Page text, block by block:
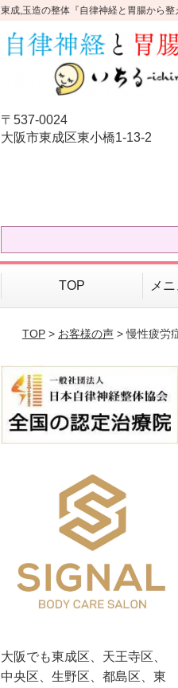
東成,玉造の整体『自律神経と胃腸から
〒537-0024
大阪市東成区東小橋1-13-2
TOP メ
TOP> お客様の声> 慢性疲労
大阪でも東成区、天王寺区、
中央区、生野区、都島区、東